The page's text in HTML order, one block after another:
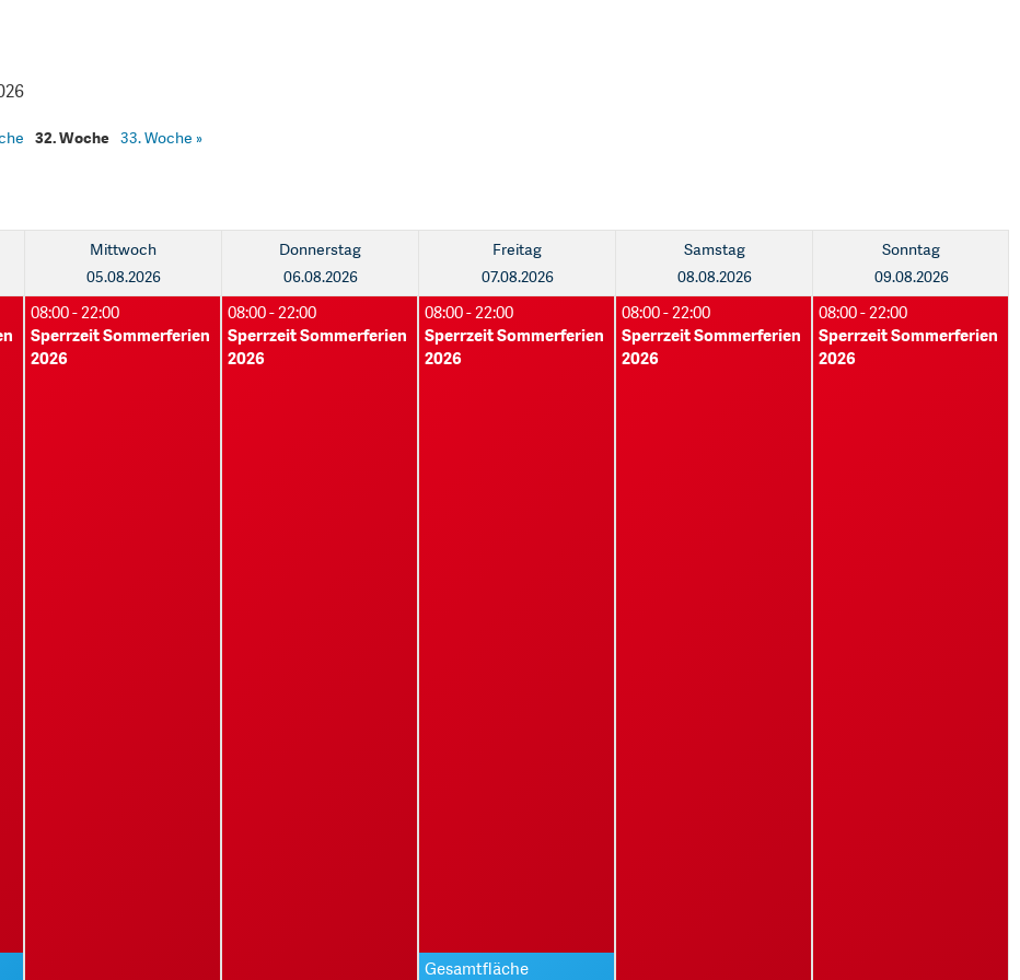
32. Woche 33. Woche »
Mittwoch
05.08.2026
08:00 - 22:00
Sperrzeit Sommerferien
2026
Donnerstag
06.08.2026
08:00 - 22:00
Sperrzeit Sommerferien
2026
Freitag
07.08.2026
08:00 - 22:00
Sperrzeit Sommerferien
2026
Gesamtfläche
Samstag
08.08.2026
08:00 - 22:00
Sperrzeit Sommerferien
2026
Sonntag
09.08.2026
08:00 - 22:00
Sperrzeit Sommerferien
2026